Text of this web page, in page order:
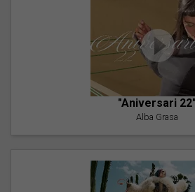
"Aniversari 22"
Alba Grasa